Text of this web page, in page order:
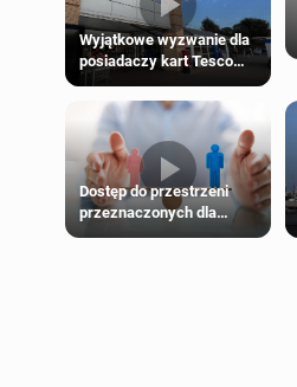
Wyjątkowe wyzwanie dla
posiadaczy kart Tesco
Clubcard!
Dostęp do przestrzeni
przeznaczonych dla
jednej płci ma opierać się